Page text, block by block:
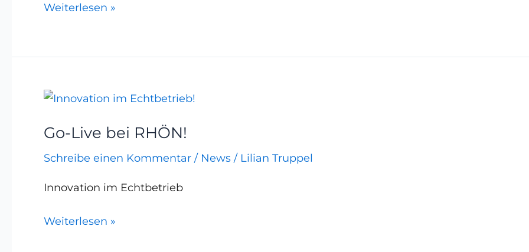
Weiterlesen »
Go-Live bei RHÖN!
Schreibe einen Kommentar / News / Lilian Truppel
Innovation im Echtbetrieb
Go-
bei
RHÖN!
Weiterlesen »